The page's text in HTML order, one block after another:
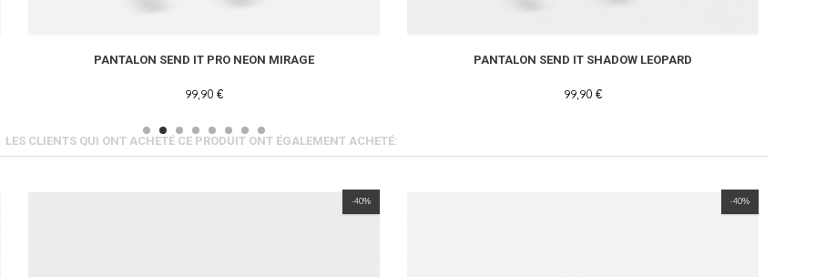
PANTALON SEND IT PRO NEON MIRAGE
99,90 €
PANTALON SEND IT SHADOW LEOPARD
99,90 €
LES CLIENTS QUI ONT ACHETÉ CE PRODUIT ONT ÉGALEMENT ACHETÉ:
-40% -40%